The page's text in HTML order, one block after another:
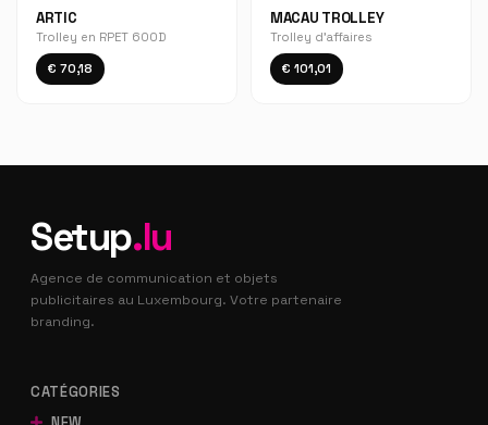
ARTIC
Trolley en RPET 600D
€ 70,18
MACAU TROLLEY
Trolley d'affaires
€ 101,01
Setup.lu
Agence de communication et objets
publicitaires au Luxembourg. Votre partenaire
branding.
CATÉGORIES